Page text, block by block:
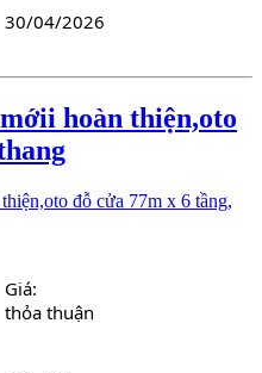
30/04/2026
hoàn thiện,oto
Giá:
thỏa thuận